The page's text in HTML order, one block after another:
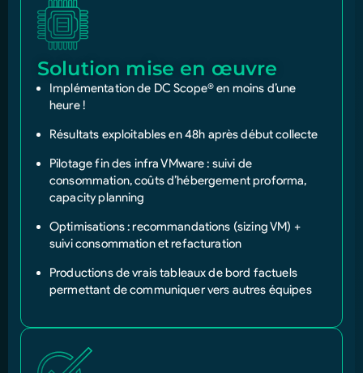
Solution mise en œuvre
Implémentation de DC Scope® en moins d’une
heure !
Résultats exploitables en 48h après début collecte
Pilotage fin des infra VMware : suivi de
consommation, coûts d’hébergement proforma,
capacity planning
Optimisations : recommandations (sizing VM) +
suivi consommation et refacturation
Productions de vrais tableaux de bord factuels
permettant de communiquer vers autres équipes